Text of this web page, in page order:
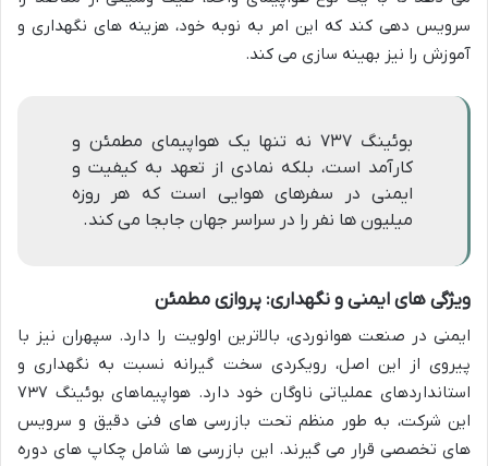
سرویس دهی کند که این امر به نوبه خود، هزینه های نگهداری و
آموزش را نیز بهینه سازی می کند.
بوئینگ ۷۳۷ نه تنها یک هواپیمای مطمئن و
کارآمد است، بلکه نمادی از تعهد به کیفیت و
ایمنی در سفرهای هوایی است که هر روزه
میلیون ها نفر را در سراسر جهان جابجا می کند.
ویژگی های ایمنی و نگهداری: پروازی مطمئن
ایمنی در صنعت هوانوردی، بالاترین اولویت را دارد. سپهران نیز با
پیروی از این اصل، رویکردی سخت گیرانه نسبت به نگهداری و
استانداردهای عملیاتی ناوگان خود دارد. هواپیماهای بوئینگ ۷۳۷
این شرکت، به طور منظم تحت بازرسی های فنی دقیق و سرویس
های تخصصی قرار می گیرند. این بازرسی ها شامل چکاپ های دوره